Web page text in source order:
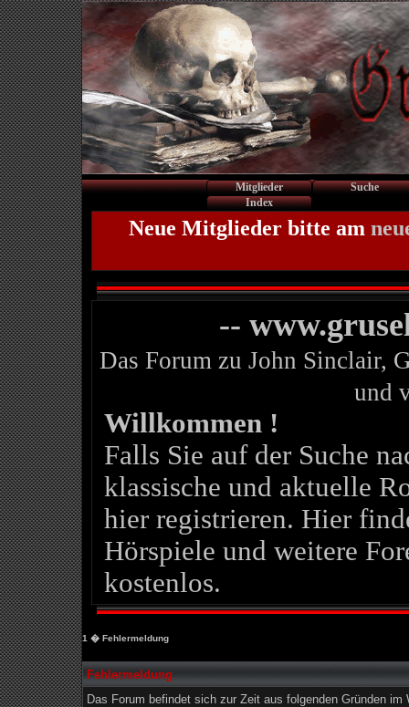
Mitglieder
Suche
Index
Neue Mitglieder bitte am
--
Das Forum zu John Sinclair,
und
Willkommen !
Falls Sie auf der Suche
klassische und aktuelle
hier registrieren. Hier
Hörspiele und weitere
kostenlos.
1 � Fehlermeldung
Fehlermeldung
Das Forum befindet sich zur Zeit aus folgenden Gründen im